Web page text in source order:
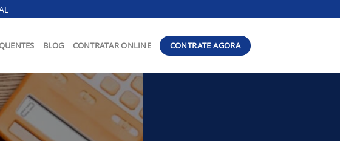
BLOG CONTRATAR ONLINE CONTRATE AGORA